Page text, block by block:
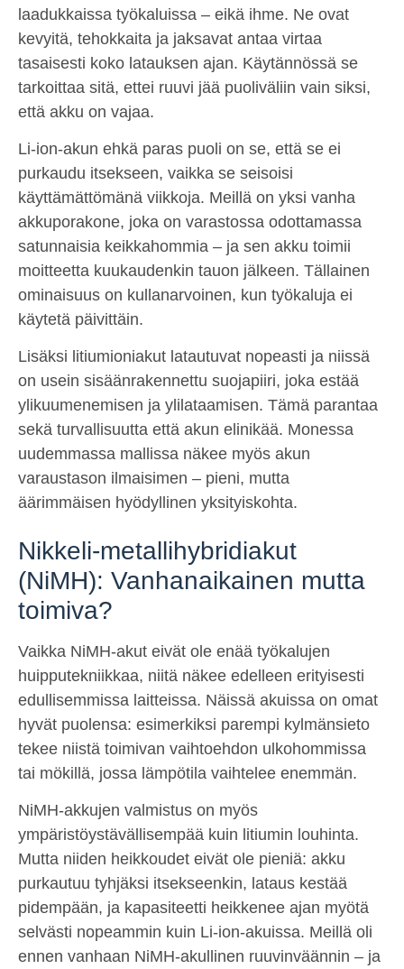
laadukkaissa työkaluissa – eikä ihme. Ne ovat
kevyitä, tehokkaita ja jaksavat antaa virtaa
tasaisesti koko latauksen ajan. Käytännössä se
tarkoittaa sitä, ettei ruuvi jää puoliväliin vain siksi,
että akku on vajaa.
Li-ion-akun ehkä paras puoli on se, että se ei
purkaudu itsekseen, vaikka se seisoisi
käyttämättömänä viikkoja. Meillä on yksi vanha
akkuporakone, joka on varastossa odottamassa
satunnaisia keikkahommia – ja sen akku toimii
moitteetta kuukaudenkin tauon jälkeen. Tällainen
ominaisuus on kullanarvoinen, kun työkaluja ei
käytetä päivittäin.
Lisäksi litiumioniakut latautuvat nopeasti ja niissä
on usein sisäänrakennettu suojapiiri, joka estää
ylikuumenemisen ja ylilataamisen. Tämä parantaa
sekä turvallisuutta että akun elinikää. Monessa
uudemmassa mallissa näkee myös akun
varaustason ilmaisimen – pieni, mutta
äärimmäisen hyödyllinen yksityiskohta.
Nikkeli-metallihybridiakut
(NiMH): Vanhanaikainen mutta
toimiva?
Vaikka NiMH-akut eivät ole enää työkalujen
huipputekniikkaa, niitä näkee edelleen erityisesti
edullisemmissa laitteissa. Näissä akuissa on omat
hyvät puolensa: esimerkiksi parempi kylmänsieto
tekee niistä toimivan vaihtoehdon ulkohommissa
tai mökillä, jossa lämpötila vaihtelee enemmän.
NiMH-akkujen valmistus on myös
ympäristöystävällisempää kuin litiumin louhinta.
Mutta niiden heikkoudet eivät ole pieniä: akku
purkautuu tyhjäksi itsekseenkin, lataus kestää
pidempään, ja kapasiteetti heikkenee ajan myötä
selvästi nopeammin kuin Li-ion-akuissa. Meillä oli
ennen vanhaan NiMH-akullinen ruuvinväännin – ja